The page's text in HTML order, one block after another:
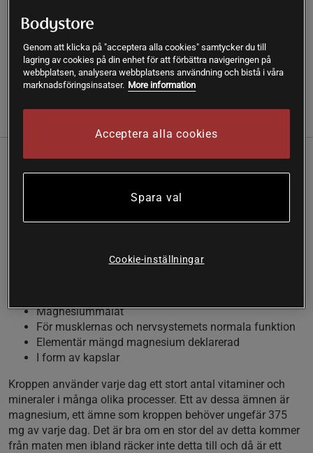
Magnesium Malat är ett kosttillskott med magnesium från
Biocare. Magnesium är viktigt för bland annat musklernas
och nervsystemets normala funktion.
Läs mer
och nervsystemets normala funktion.
Magnesium är ett viktigt mineral för kroppen som använder
från Biocare så får du ett kvalitativt tillskott och ett enkelt
sätt att öka ditt dagliga intag av magnesium. Med
Magnesiummalat
För musklernas och nervsystemets normala funktion
Elementär mängd magnesium deklarerad
I form av kapslar
Kroppen använder varje dag ett stort antal vitaminer och
mineraler i många olika processer. Ett av dessa ämnen är
magnesium, ett ämne som kroppen behöver ungefär 375
mg av varje dag. Det är bra om en stor del av detta kommer
från maten men ibland räcker inte detta till och då är ett
Genom att klicka på "acceptera alla cookies" samtycker du till
lagring av cookies på din enhet för att förbättra navigeringen på
webbplatsen, analysera webbplatsens användning och bistå i våra
marknadsföringsinsatser. More information
Acceptera alla cookies
Spara val
Cookie-inställningar